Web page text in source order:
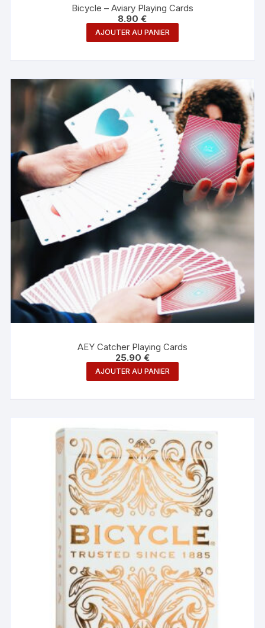
Bicycle – Aviary Playing Cards
8.90€
AJOUTER AU PANIER
AEY Catcher Playing Cards
25.90 €
AJOUTER AU PANIER